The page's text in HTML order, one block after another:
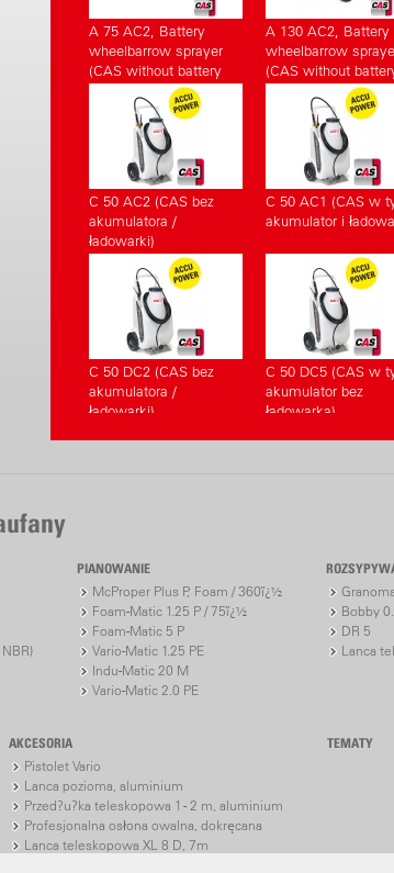
A 75 AC2, Battery
wheelbarrow sprayer
(CAS without battery
pack, without charger)
A 130 AC2, Battery
wheelbarrow
(CAS without
pack, without
C 50 AC2 (CAS bez
akumulatora /
ładowarki)
C 50 AC1 (CAS w
akumulator i
C 50 DC2 (CAS bez
akumulatora /
ładowarki)
C 50 DC5 (CAS w
akumulator bez
ładowarka)
PIANOWANIE
McProper Plus P, Foam / 360ï¿½
Foam-Matic 1.25 P / 75ï¿½
Foam-Matic 5 P
Vario-Matic 1.25 PE
Indu-Matic 20 M
Vario-Matic 2.0 PE
Bobby
DR 5
Lanca
AKCESORIA
Pistolet Vario
Lanca pozioma, aluminium
Przed?u?ka teleskopowa 1 - 2 m, aluminium
Profesjonalna osłona owalna, dokręcana
Lanca teleskopowa XL 8 D, 7m
TEMATY